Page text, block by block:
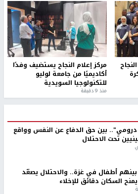
النجاح مركز إعلام النجاح يستضيف وفدًا
أكاديميًا من جامعة لوليو
للتكنولوجيا السويدية
منذ 9 دقيقة
بين حق الدفاع عن النفس وواقع
تحت الاحتلال
أطفال في غزة.. والاحتلال يصعّد
السكان دقائق للإخلاء